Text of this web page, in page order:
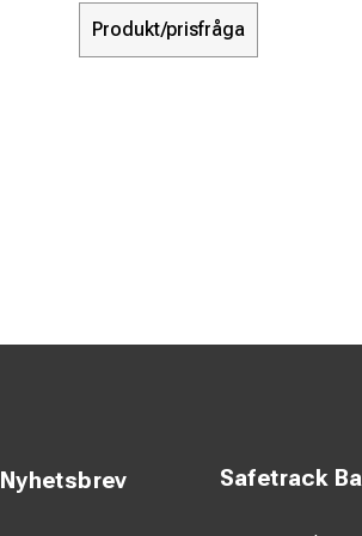
Produkt/prisfråga
Nyhetsbrev Safetrack